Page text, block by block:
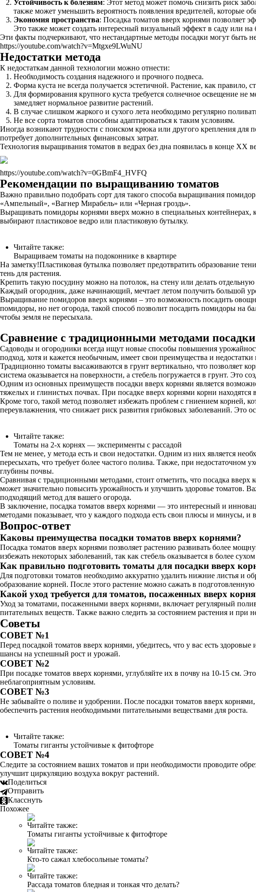
Устойчивость к болезням: Этот метод может помочь снизить риск
также может уменьшить вероятность появления вредителей, которые
Экономия пространства: Посадка томатов вверх корнями позволяет
Это также может создать интересный визуальный эффект в саду или на
Эти факты подчеркивают, что нестандартные методы посадки могут быть
https://youtube.com/watch?v=Mtgxe9LWuNU
Недостатки метода
К недостаткам данной технологии можно отнести:
Необходимость создания надежного и прочного подвеса.
Форма куста не всегда получается эстетичной. Растение, как правило,
Для формирования крупного куста требуется солнечное освещение не
замедляет нормальное развитие растений.
В случае слишком жаркого и сухого лета необходимо регулярно
Не все сорта томатов способны адаптироваться к таким условиям.
Иногда возникают трудности с поиском крюка или другого крепления для
потребует дополнительных финансовых затрат.
Технология выращивания томатов в ведрах без дна появилась в конце XX
https://youtube.com/watch?v=0GBmF4_HVFQ
Рекомендации по выращиванию томатов
Важно правильно подобрать сорт для такого способа выращивания
«Ампельный», «Вагнер Мирабель» или «Черная гроздь».
Выращивать помидоры корнями вверх можно в специальных контейнерах,
выбирают пластиковое ведро или пластиковую бутылку.
Читайте также:
Выращиваем томаты на подоконнике в квартире
На заметку!Пластиковая бутылка позволяет предотвратить образование
тень для растения.
Крепить такую посудину можно на потолок, на стену или делать
Каждый огородник, даже начинающий, мечтает летом получить большой
Выращивание помидоров вверх корнями – это возможность посадить
помидоры, но нет огорода, такой способ позволит посадить помидоры на
чтобы земля не пересыхала.
Сравнение с традиционными методами посадки
Садоводы и огородники всегда ищут новые способы повышения
подход, хотя и кажется необычным, имеет свои преимущества и
Традиционно томаты высаживаются в грунт вертикально, что позволяет
система оказывается на поверхности, а стебель погружается в грунт. Это
Одним из основных преимуществ посадки вверх корнями является
тяжелых и глинистых почвах. При посадке вверх корнями корни находятся
Кроме того, такой метод позволяет избежать проблем с гниением корней,
переувлажнения, что снижает риск развития грибковых заболеваний.
Читайте также:
Томаты на 2-х корнях — эксперименты с рассадой
Тем не менее, у метода есть и свои недостатки. Одним из них является
пересыхать, что требует более частого полива. Также, при
глубины почвы.
Сравнивая с традиционными методами, стоит отметить, что посадка
может значительно повысить урожайность и улучшить здоровье томатов.
подходящий метод для вашего огорода.
В заключение, посадка томатов вверх корнями — это интересный и
методами показывает, что у каждого подхода есть свои плюсы и минусы, и
Вопрос-ответ
Каковы преимущества посадки томатов вверх корнями?
Посадка томатов вверх корнями позволяет растению развивать более
избежать некоторых заболеваний, так как стебель оказывается в более
Как правильно подготовить томаты для посадки вверх
Для подготовки томатов необходимо аккуратно удалить нижние листья и
образование корней. После этого растение можно сажать в
Какой уход требуется для томатов, посаженных вверх
Уход за томатами, посаженными вверх корнями, включает регулярный
питательных веществ. Также важно следить за состоянием растения и
Советы
СОВЕТ №1
Перед посадкой томатов вверх корнями, убедитесь, что у вас есть
шансы на успешный рост и урожай.
СОВЕТ №2
При посадке томатов вверх корнями, углубляйте их в почву на 10-15 см.
неблагоприятным условиям.
СОВЕТ №3
Не забывайте о поливе и удобрении. После посадки томатов вверх
обеспечить растения необходимыми питательными веществами для роста.
Читайте также:
Томаты гиганты устойчивые к фитофторе
СОВЕТ №4
Следите за состоянием ваших томатов и при необходимости проводите
улучшит циркуляцию воздуха вокруг растений.
Поделиться
Отправить
Класснуть
Похожее
Читайте также:
Томаты гиганты устойчивые к фитофторе
Читайте также:
Кто-то сажал хлебосольные томаты?
Читайте также:
Рассада томатов бледная и тонкая что делать?